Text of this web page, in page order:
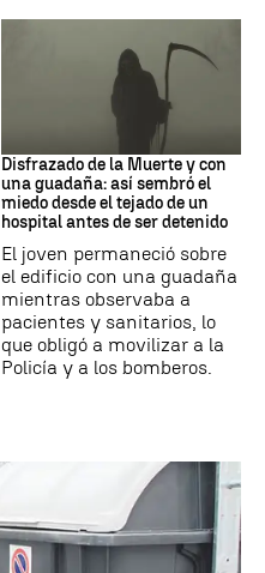
Disfrazado de la Muerte y con
una guadaña: así sembró el
miedo desde el tejado de un
hospital antes de ser detenido
El joven permaneció sobre
el edificio con una guadaña
mientras observaba a
pacientes y sanitarios, lo
que obligó a movilizar a la
Policía y a los bomberos.